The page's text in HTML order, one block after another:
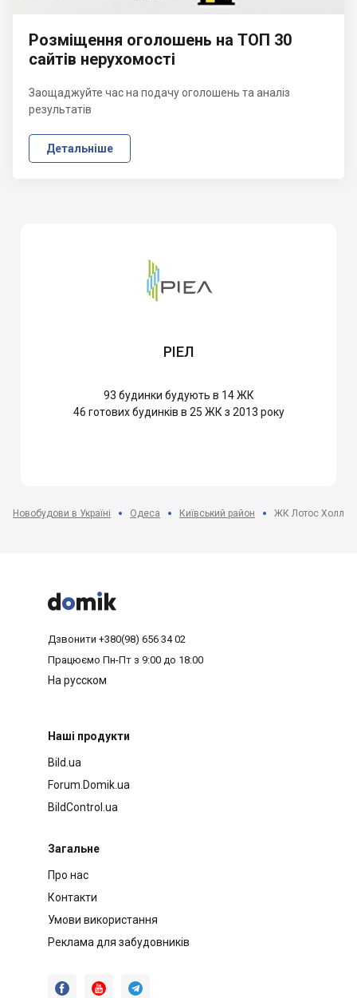
Розміщення оголошень на ТОП 30
сайтів нерухомості
Заощаджуйте час на подачу оголошень та аналіз
результатів
Детальніше
РІЕЛ
93 будинки будують в 14 ЖК
46 готових будинків в 25 ЖК з 2013 року
Новобудови в Україні Одеса Київський район ЖК Лотос Холл



Дзвонити +380(98) 656 34 02
Працюємо Пн-Пт з 9:00 до 18:00
На русском
Наші продукти
Bild.ua
Forum.Domik.ua
BildControl.ua
Загальне
Про нас
Контакти
Умови використання
Реклама для забудовників
  